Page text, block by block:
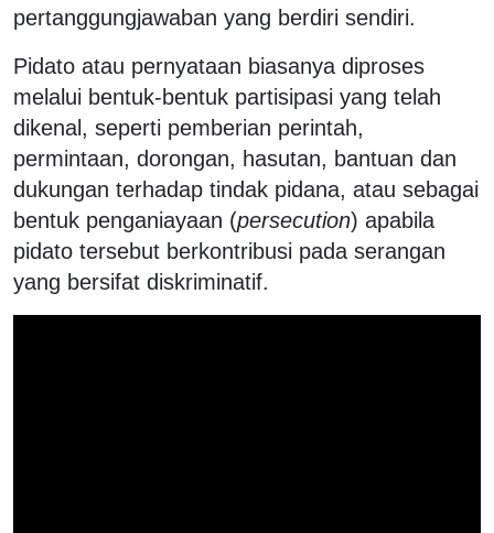
pertanggungjawaban yang berdiri sendiri.
Pidato atau pernyataan biasanya diproses
melalui bentuk-bentuk partisipasi yang telah
dikenal, seperti pemberian perintah,
permintaan, dorongan, hasutan, bantuan dan
dukungan terhadap tindak pidana, atau sebagai
bentuk penganiayaan (persecution) apabila
pidato tersebut berkontribusi pada serangan
yang bersifat diskriminatif.